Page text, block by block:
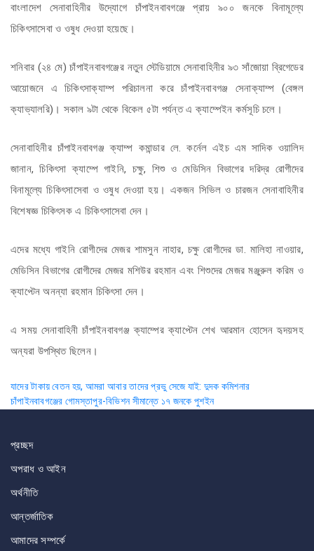
বাংলাদেশ সেনাবাহিনীর উদ্যোগে চাঁপাইনবাবগঞ্জে প্রায় ৯০০ জনকে বিনামূল্যে
চিকিৎসাসেবা ও ওষুধ দেওয়া হয়েছে।
শনিবার (২৪ মে) চাঁপাইনবাবগঞ্জের নতুন স্টেডিয়ামে সেনাবাহিনীর ৯৩ সাঁজোয়া ব্রিগেডের
আয়োজনে এ চিকিৎসাক্যাম্প পরিচালনা করে চাঁপাইনবাবগঞ্জ সেনাক্যাম্প (বেঙ্গল
ক্যাভ্যালরি)। সকাল ৯টা থেকে বিকেল ৫টা পর্যন্ত এ ক্যাম্পেইন কর্মসূচি চলে।
সেনাবাহিনীর চাঁপাইনবাবগঞ্জ ক্যাম্প কমান্ডার লে. কর্নেল এইচ এম সাদিক ওয়ালিদ
জানান, চিকিৎসা ক্যাম্পে গাইনি, চক্ষু, শিশু ও মেডিসিন বিভাগের দরিদ্র রোগীদের
বিনামূল্যে চিকিৎসাসেবা ও ওষুধ দেওয়া হয়। একজন সিভিল ও চারজন সেনাবাহিনীর
বিশেষজ্ঞ চিকিৎসক এ চিকিৎসাসেবা দেন।
এদের মধ্যে গাইনি রোগীদের মেজর শামসুন নাহার, চক্ষু রোগীদের ডা. মালিহা নাওয়ার,
মেডিসিন বিভাগের রোগীদের মেজর মশিউর রহমান এবং শিশুদের মেজর মঞ্জুরুল করিম ও
ক্যাপ্টেন অনন্যা রহমান চিকিৎসা দেন।
এ সময় সেনাবাহিনী চাঁপাইনবাবগঞ্জ ক্যাম্পের ক্যাপ্টেন শেখ আরমান হোসেন হৃদয়সহ
অন্যরা উপস্থিত ছিলেন।
Post
navigation
যাদের টাকায় বেতন হয়, আমরা আবার তাদের প্রভু সেজে যাই: দুদক কমিশনার
চাঁপাইনবাবগঞ্জের গোমস্তাপুর-বিভিশন সীমান্তে ১৭ জনকে পুশইন
প্রচ্ছদ
অপরাধ ও আইন
অর্থনীতি
আন্তর্জাতিক
আমাদের সম্পর্কে